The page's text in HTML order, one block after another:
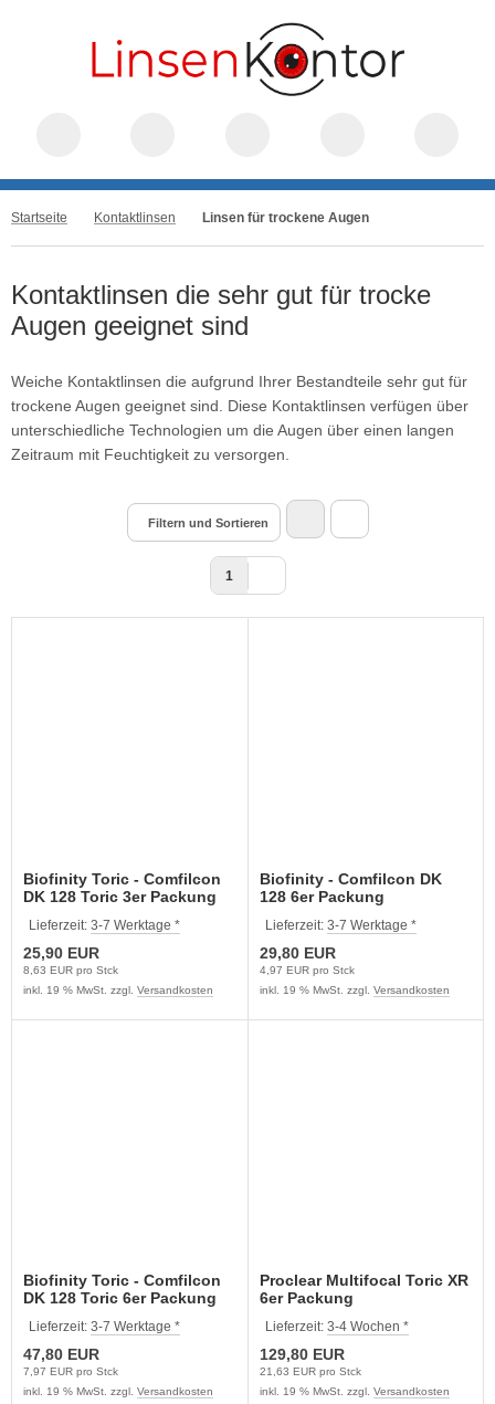
Startseite Kontaktlinsen Linsen für trockene Augen
Kontaktlinsen die sehr gut für trocke
Augen geeignet sind
Weiche Kontaktlinsen die aufgrund Ihrer Bestandteile sehr gut für
trockene Augen geeignet sind. Diese Kontaktlinsen verfügen über
unterschiedliche Technologien um die Augen über einen langen
Zeitraum mit Feuchtigkeit zu versorgen.
Filtern und Sortieren
1
Biofinity Toric - Comfilcon
DK 128 Toric 3er Packung
Lieferzeit: 3-7 Werktage *
25,90 EUR
8,63 EUR pro Stck
inkl. 19 % MwSt. zzgl. Versandkosten
Biofinity - Comfilcon DK
128 6er Packung
Lieferzeit: 3-7 Werktage *
29,80 EUR
4,97 EUR pro Stck
inkl. 19 % MwSt. zzgl. Versandkosten
Biofinity Toric - Comfilcon
DK 128 Toric 6er Packung
Lieferzeit: 3-7 Werktage *
47,80 EUR
7,97 EUR pro Stck
inkl. 19 % MwSt. zzgl. Versandkosten
Proclear Multifocal Toric XR
6er Packung
Lieferzeit: 3-4 Wochen *
129,80 EUR
21,63 EUR pro Stck
inkl. 19 % MwSt. zzgl. Versandkosten